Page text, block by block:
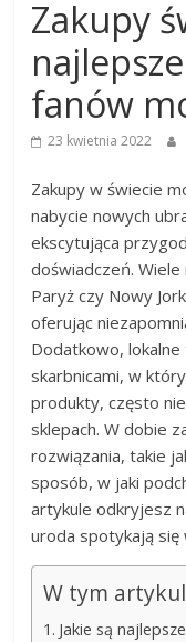
Zakupy
fanów
23 kwietnia 2022
Zakupy w świecie
nabycie nowych
ekscytująca
doświadczeń. Wiele
Paryż czy Nowy
oferując
Dodatkowo,
skarbnicami, w
produkty, często
sklepach. W dobie
rozwiązania, takie
sposób, w jaki
artykule odkryjesz
uroda spotykają się
W tym
Jakie są